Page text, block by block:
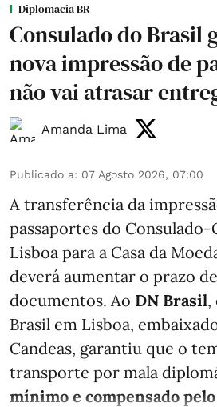
Diplomacia BR
Consulado do Brasil
nova impressão de
não vai atrasar
Amanda Lima
Publicado a: 07 Agosto 2026, 07:00
A transferência da
passaportes do Consulado-
Lisboa para a Casa da
deverá aumentar o prazo
documentos. Ao DN Brasil,
Brasil em Lisboa,
Candeas, garantiu que o
transporte por mala
mínimo e compensado